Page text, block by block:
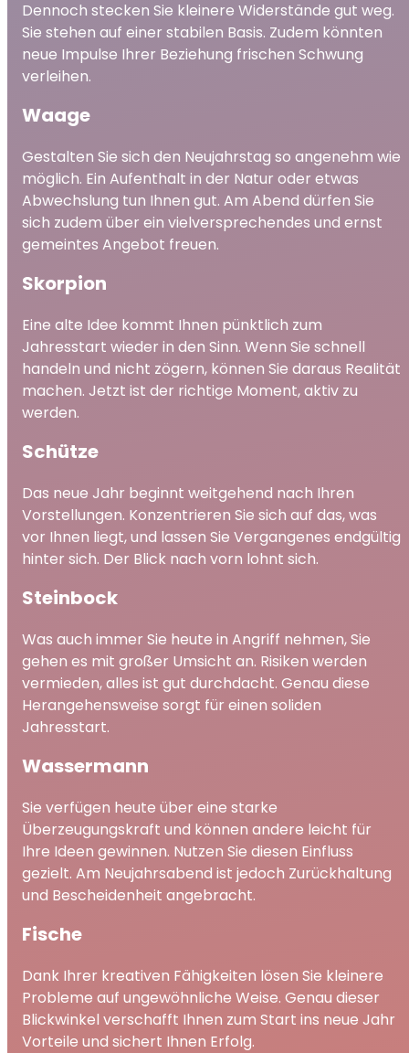
Dennoch stecken Sie kleinere Widerstände gut weg.
Sie stehen auf einer stabilen Basis. Zudem könnten
neue Impulse Ihrer Beziehung frischen Schwung
verleihen.
Waage
Gestalten Sie sich den Neujahrstag so angenehm wie
möglich. Ein Aufenthalt in der Natur oder etwas
Abwechslung tun Ihnen gut. Am Abend dürfen Sie
sich zudem über ein vielversprechendes und ernst
gemeintes Angebot freuen.
Skorpion
Eine alte Idee kommt Ihnen pünktlich zum
Jahresstart wieder in den Sinn. Wenn Sie schnell
handeln und nicht zögern, können Sie daraus Realität
machen. Jetzt ist der richtige Moment, aktiv zu
werden.
Schütze
Das neue Jahr beginnt weitgehend nach Ihren
Vorstellungen. Konzentrieren Sie sich auf das, was
vor Ihnen liegt, und lassen Sie Vergangenes endgültig
hinter sich. Der Blick nach vorn lohnt sich.
Steinbock
Was auch immer Sie heute in Angriff nehmen, Sie
gehen es mit großer Umsicht an. Risiken werden
vermieden, alles ist gut durchdacht. Genau diese
Herangehensweise sorgt für einen soliden
Jahresstart.
Wassermann
Sie verfügen heute über eine starke
Überzeugungskraft und können andere leicht für
Ihre Ideen gewinnen. Nutzen Sie diesen Einfluss
gezielt. Am Neujahrsabend ist jedoch Zurückhaltung
und Bescheidenheit angebracht.
Fische
Dank Ihrer kreativen Fähigkeiten lösen Sie kleinere
Probleme auf ungewöhnliche Weise. Genau dieser
Blickwinkel verschafft Ihnen zum Start ins neue Jahr
Vorteile und sichert Ihnen Erfolg.